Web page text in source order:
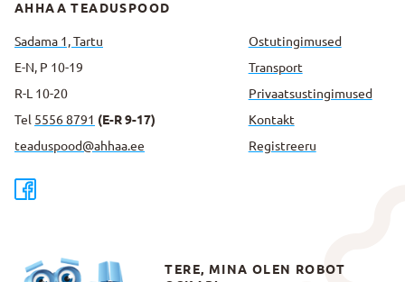
AHHAA TEADUSPOOD
Sadama 1, Tartu
E-N, P 10-19
R-L 10-20
Tel 5556 8791 (E-R 9-17)
teaduspood@ahhaa.ee
Ostutingimused
Transport
Privaatsus­tingimused
Kontakt
Registreeru
TERE, MINA OLEN ROBOT